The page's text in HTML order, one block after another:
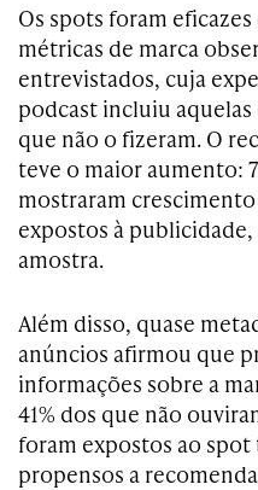
Os spots foram
métricas de marca
entrevistados, cuja
podcast incluiu aquelas
que não o fizeram. O
teve o maior aumento:
mostraram
expostos à
amostra.
Além disso, quase
anúncios afirmou que
informações sobre a
41% dos que não
foram expostos ao
propensos a